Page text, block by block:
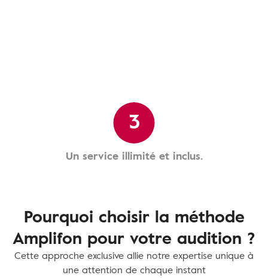
3
Un service illimité et inclus.
Pourquoi choisir la méthode
Amplifon pour votre audition ?
Cette approche exclusive allie notre expertise unique à
une attention de chaque instant